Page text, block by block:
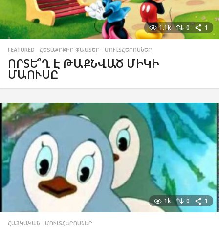
1.1k 0 1
FEATURED ,ՀԵՏԱՔՐՔԻՐ ՓԱՍՏԵՐ ,ՄՈՒԼՏՀԵՐՈՍՆԵՐ
ՈՐՏԵ՞Ղ Է ԹԱՔՆՎԱԾ ՄԻԿԻ
ՄԱՈՒՍԸ
1k 0 1
ՀԱՅԿԱԿԱՆ ,ՄՈՒԼՏՀԵՐՈՍՆԵՐ